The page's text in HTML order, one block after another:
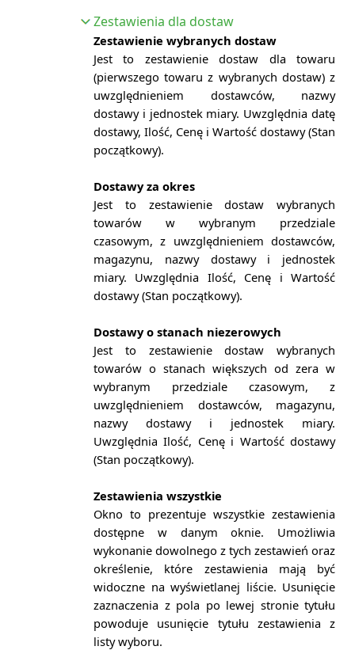
Zestawienia dla dostaw
Zestawienie wybranych dostaw
Jest to zestawienie dostaw dla towaru
(pierwszego towaru z wybranych dostaw) z
uwzględnieniem dostawców, nazwy
dostawy i jednostek miary. Uwzględnia datę
dostawy, Ilość, Cenę i Wartość dostawy (Stan
początkowy).
Dostawy za okres
Jest to zestawienie dostaw wybranych
towarów w wybranym przedziale
czasowym, z uwzględnieniem dostawców,
magazynu, nazwy dostawy i jednostek
miary. Uwzględnia Ilość, Cenę i Wartość
dostawy (Stan początkowy).
Dostawy o stanach niezerowych
Jest to zestawienie dostaw wybranych
towarów o stanach większych od zera w
wybranym przedziale czasowym, z
uwzględnieniem dostawców, magazynu,
nazwy dostawy i jednostek miary.
Uwzględnia Ilość, Cenę i Wartość dostawy
(Stan początkowy).
Zestawienia wszystkie
Okno to prezentuje wszystkie zestawienia
dostępne w danym oknie. Umożliwia
wykonanie dowolnego z tych zestawień oraz
określenie, które zestawienia mają być
widoczne na wyświetlanej liście. Usunięcie
zaznaczenia z pola po lewej stronie tytułu
powoduje usunięcie tytułu zestawienia z
listy wyboru.